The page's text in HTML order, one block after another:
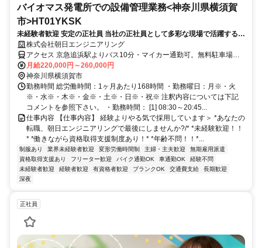
バイオマス発電所での設備管理業務<神奈川県横須賀
市>HT01YKSK
未経験者歓迎 安定の正社員 当社の正社員として多彩な現場で活躍する
無期雇用派遣 での募集です。
株式会社朝日エンジニアリング
アクセス 京急追浜駅よりバス10分・マイカー通勤可。無料駐車場
有・バイク、自転車、車通勤OK
月給220,000円～260,000円
神奈川県横須賀市
勤務時間 総労働時間：1ヶ月あたり168時間 ・勤務曜日：月※・火
※・水※・木※・金※・土※・日※・祝※ 注釈内容については下記
コメントを参照下さい。 ・勤務時間： [1] 08:30～20:45...
仕事内容 【仕事内容】 経験よりやる気で採用しています＞ *あなたの
転職、朝日エンジニアリングで最後にしませんか?/* *未経験歓迎！！
* *働きながら資格取得支援制度あり！* *年齢不問！！*...
制服あり 業界未経験者歓迎 変形労働時間制 主婦・主夫歓迎
無期雇用派遣
資格取得支援あり
フリーター歓迎 バイク通勤OK 車通勤OK
経験不問
未経験者歓迎
経験者歓迎 有資格者歓迎 ブランクOK 交通費支給
長期歓迎
深夜
正社員